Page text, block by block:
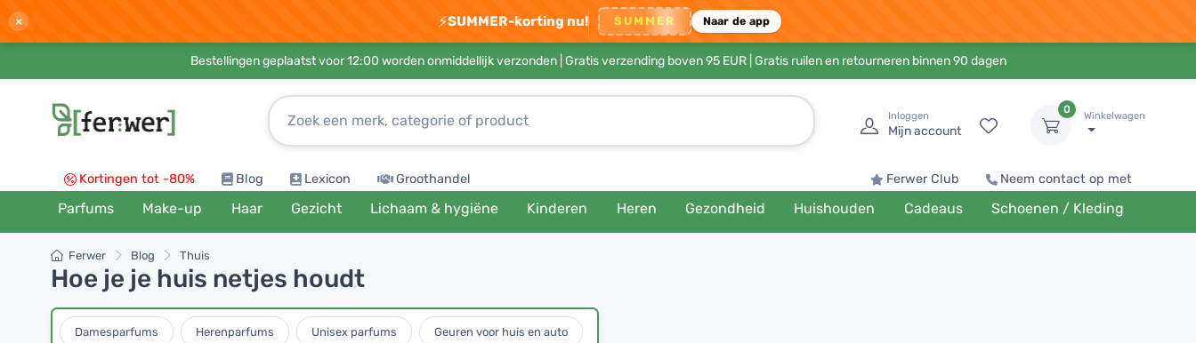
× ⚡SUMMER-korting nu! SUMMER Naar de app
Bestellingen geplaatst voor 12:00 worden onmiddellijk verzonden | Gratis verzending boven 95 EUR| Gratis ruilen en retourneren binnen 90 dagen
Inloggen
Mijn account
0
Winkelwagen
Kortingen tot -80% Blog Lexicon Groothandel Ferwer Club Neem contact op met
Parfums Make-up Haar Gezicht Lichaam & hygiëne Kinderen Heren Gezondheid Huishouden Cadeaus Schoenen / Kleding
Ferwer Blog Thuis
Hoe je je huis netjes houdt
Damesparfums Herenparfums Unisex parfums Geuren voor huis en auto